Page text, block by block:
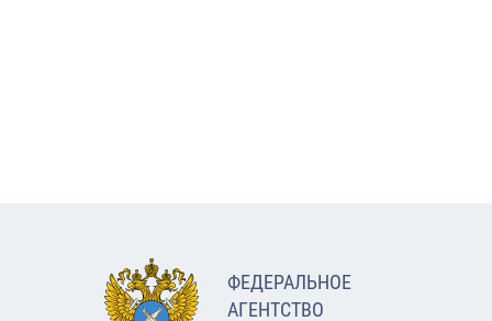
ФЕДЕРАЛЬНОЕ
АГЕНТСТВО